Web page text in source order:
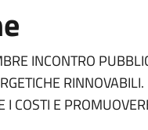
INCONTRO
I COSTI E